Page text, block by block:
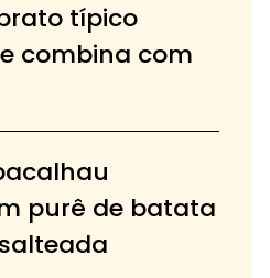
típico
combina com
purê de batata